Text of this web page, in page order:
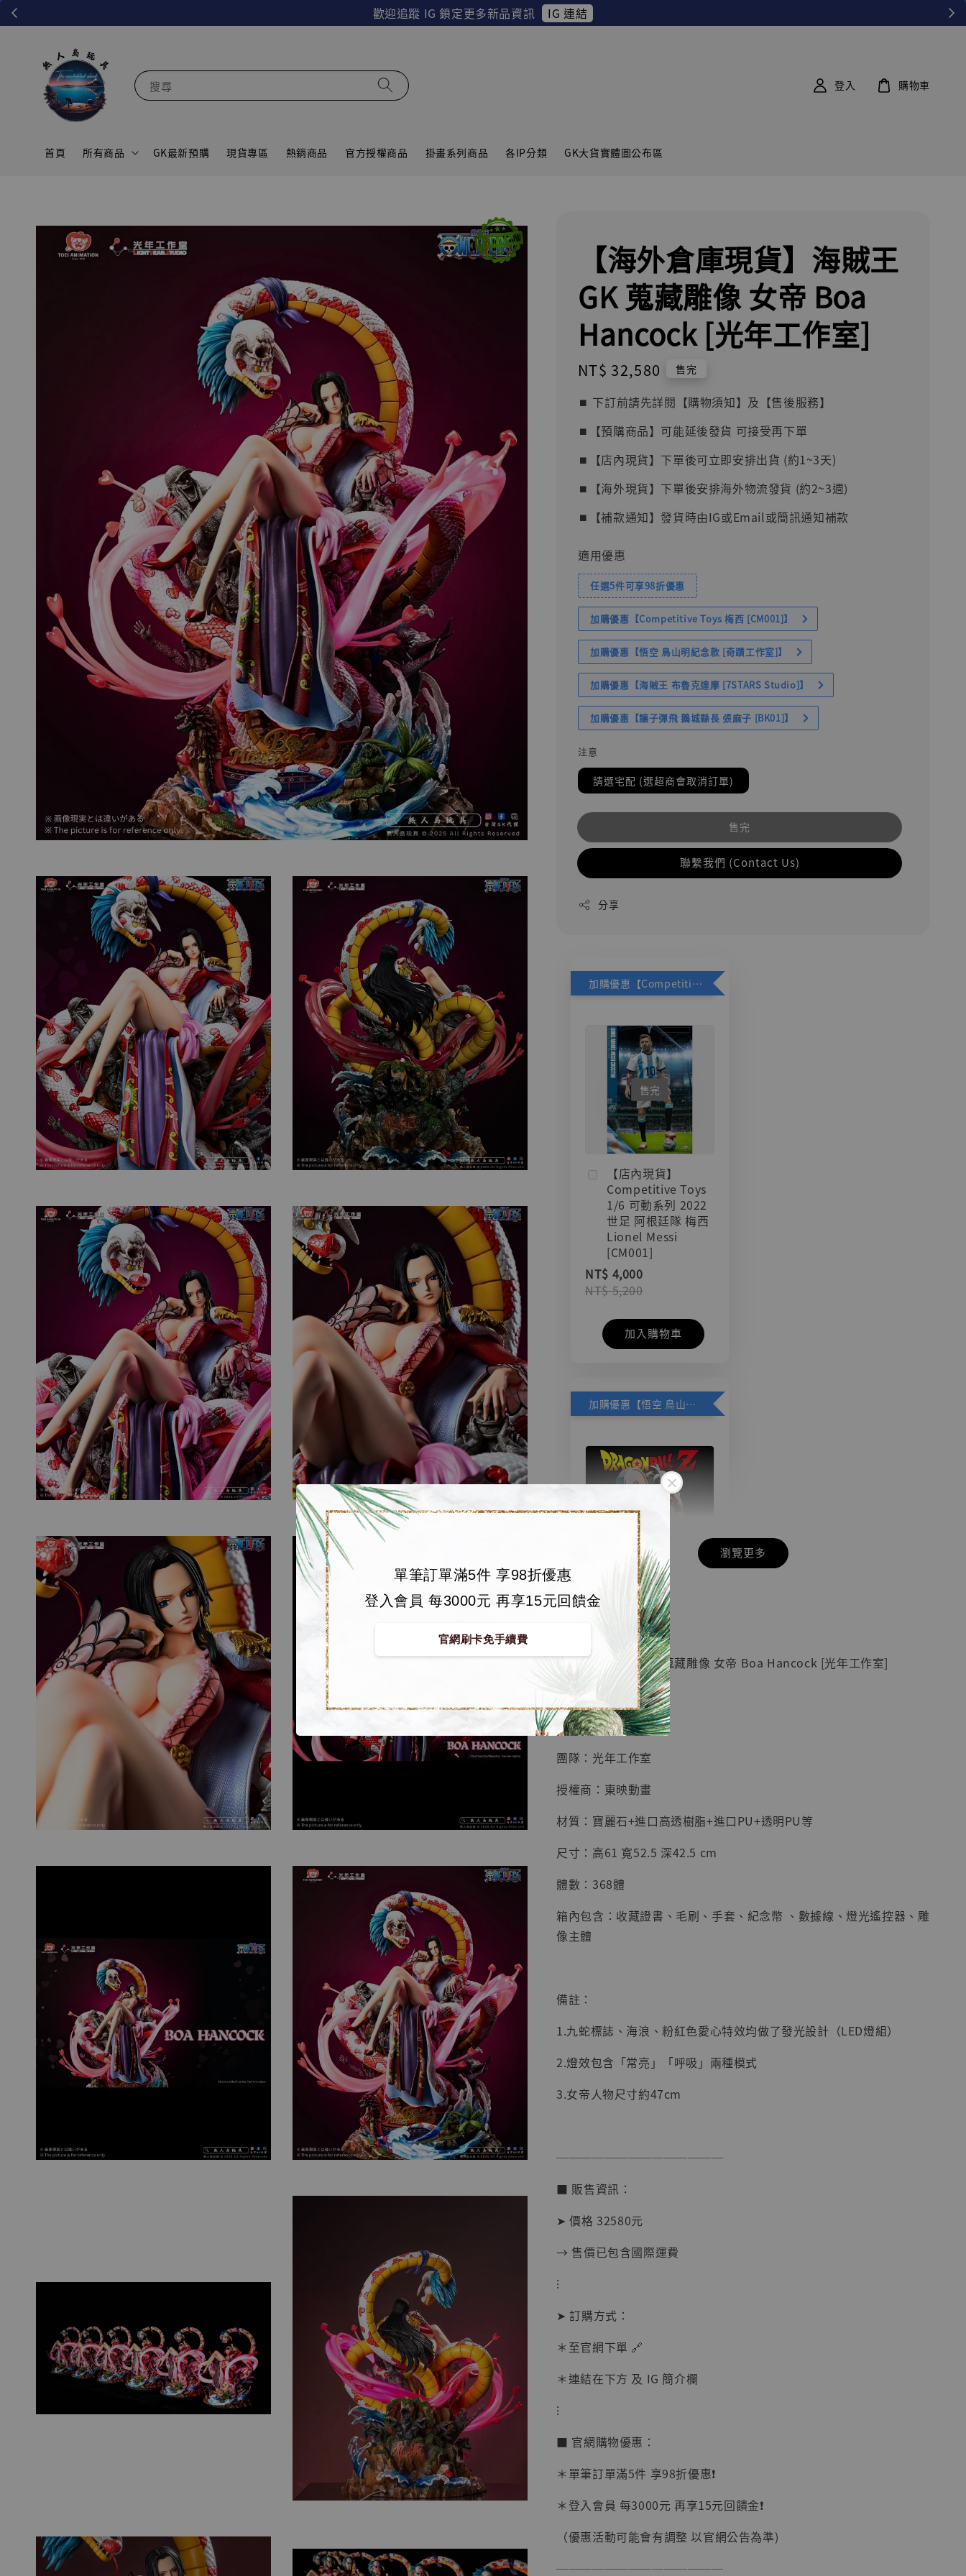
歡迎追蹤 IG 鎖定更多新品資訊 IG 連結
單筆訂單滿5件 享98折優惠
登入會員 每3000元 再享15元回饋金
官網刷卡免手續費
搜尋
首頁 所有商品 GK最新預購 現貨專區 熱銷商品 官方授權商品 掛畫系列商品 各IP分類 GK大貨實體圖公布區
登入 購物車
【海外倉庫現貨】海賊王
GK 蒐藏雕像 女帝 Boa
Hancock [光年工作室]
Regular
price
NT$ 32,580 售完
⏹︎ 下訂前請先詳閱【購物須知】及【售後服務】
⏹︎【預購商品】可能延後發貨 可接受再下單
⏹︎【店內現貨】下單後可立即安排出貨 (約1~3天)
⏹︎【海外現貨】下單後安排海外物流發貨 (約2~3週)
⏹︎【補款通知】發貨時由IG或Email或簡訊通知補款
適用優惠
任選5件可享98折優惠
加購優惠【Competitive Toys 梅西 [CM001]】
加購優惠【悟空 鳥山明紀念款 [奇蹟工作室]】
加購優惠【海賊王 布魯克達摩 [7STARS Studio]】
加購優惠【讓子彈飛 鵝城縣長 張麻子 [BK01]】
注意
請選宅配 (選超商會取消訂單)
售完
聯繫我們 (Contact Us)
分享
加購優惠【Competitive Toys 梅西 [CM001]】
售完
【店內現貨】
Competitive Toys
1/6 可動系列 2022
世足 阿根廷隊 梅西
Lionel Messi
[CM001]
NT$ 4,000
NT$ 5,200
加入購物車
加購優惠【悟空 鳥山明紀念款 [奇蹟工作室]】
【店內現貨】七龍珠
系列蒐藏雕像 悟空
鳥山明紀念款 [奇蹟
工作室]
NT$ 4,280
NT$ 5,580
- +
加入購物車
克達摩 [7STARS
Studio]
NT$ 1,500
- +
【現貨】
彈飛 鵝城縣長 張麻
子 [BK01]
NT$ 4,980
- +
加入購物車
瀏覽更多
🏝【無人島玩具】
【預購】海賊王 GK 蒐藏雕像 女帝 Boa Hancock [光年工作室]
■ 商品資訊：
團隊：光年工作室
授權商：東映動畫
材質：寶麗石+進口高透樹脂+進口PU+透明PU等
尺寸：高61 寬52.5 深42.5 cm
體數：368體
箱內包含：收藏證書、毛刷、手套、紀念幣 、數據線、燈光遙控器、雕
像主體
備註：
1.九蛇標誌、海浪、粉紅色愛心特效均做了發光設計（LED燈組）
2.燈效包含「常亮」「呼吸」兩種模式
3.女帝人物尺寸約47cm
──────────────
■ 販售資訊：
➤ 價格 32580元
→ 售價已包含國際運費
⁝
➤ 訂購方式：
＊至官網下單 🔗
＊連結在下方 及 IG 簡介欄
⁝
■ 官網購物優惠：
＊單筆訂單滿5件 享98折優惠❗️
＊登入會員 每3000元 再享15元回饋金❗️
（優惠活動可能會有調整 以官網公告為準)
──────────────